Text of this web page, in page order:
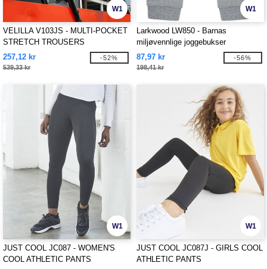
W1
VELILLA V103JS - MULTI-POCKET
STRETCH TROUSERS
257,12 kr
539,33 kr
-52%
W1
Larkwood LW850 - Barnas
miljøvennlige joggebukser
87,97 kr
198,41 kr
-56%
W1
JUST COOL JC087 - WOMEN'S
COOL ATHLETIC PANTS
W1
JUST COOL JC087J - GIRLS COOL
ATHLETIC PANTS